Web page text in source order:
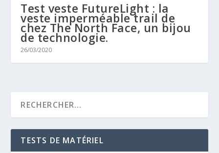
Test veste FutureLight : la
veste imperméable trail de
chez The North Face, un bijou
de technologie.
26/03/2020
TESTS DE MATÉRIEL